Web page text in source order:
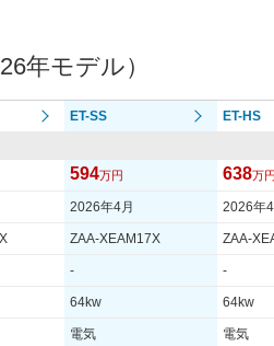
年モデル）
ET-SS ET-HS
594万円 638万
2026年4月 2026年
ZAA-XEAM17X ZAA-
- -
64kw 64kw
電気 電気